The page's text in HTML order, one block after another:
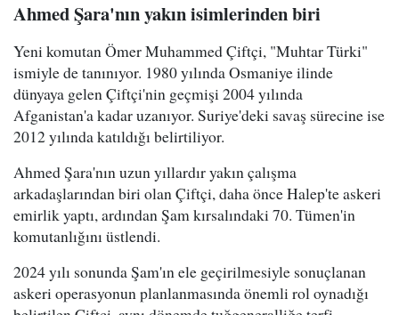
Ahmed Şara'nın yakın isimlerinden biri
Yeni komutan Ömer Muhammed Çiftçi, "Muhtar Türki"
ismiyle de tanınıyor. 1980 yılında Osmaniye ilinde
dünyaya gelen Çiftçi'nin geçmişi 2004 yılında
Afganistan'a kadar uzanıyor. Suriye'deki savaş sürecine ise
2012 yılında katıldığı belirtiliyor.
Ahmed Şara'nın uzun yıllardır yakın çalışma
arkadaşlarından biri olan Çiftçi, daha önce Halep'te askeri
emirlik yaptı, ardından Şam kırsalındaki 70. Tümen'in
komutanlığını üstlendi.
2024 yılı sonunda Şam'ın ele geçirilmesiyle sonuçlanan
askeri operasyonun planlanmasında önemli rol oynadığı